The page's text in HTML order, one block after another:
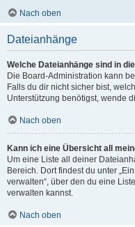
Nach oben
Dateianhänge
Welche Dateianhänge sind in
Die Board-Administration kann
Falls du dir nicht sicher bist,
Unterstützung benötigst, wende
Nach oben
Kann ich eine Übersicht all
Um eine Liste all deiner
Bereich. Dort findest du unter
verwalten“, über den du eine
verwalten kannst.
Nach oben